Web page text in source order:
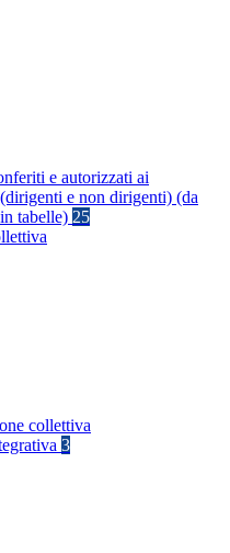
e autorizzati ai
e non dirigenti) (da
tabelle) 25
collettiva
3